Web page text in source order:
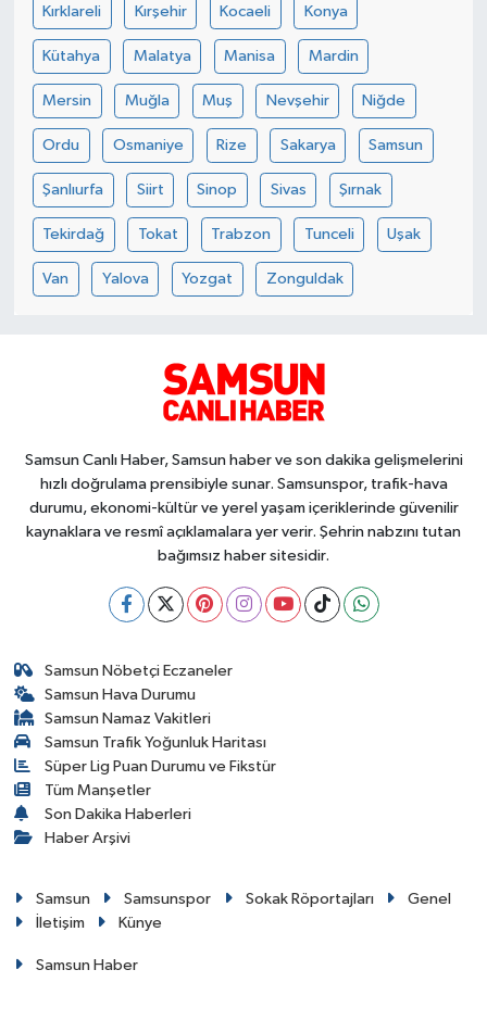
Kırklareli Kırşehir Kocaeli Konya
Kütahya Malatya Manisa Mardin
Mersin Muğla Muş Nevşehir Niğde
Ordu Osmaniye Rize Sakarya Samsun
Şanlıurfa Siirt Sinop Sivas Şırnak
Tekirdağ Tokat Trabzon Tunceli Uşak
Van Yalova Yozgat Zonguldak
Samsun Canlı Haber, Samsun haber ve son dakika gelişmelerini
hızlı doğrulama prensibiyle sunar. Samsunspor, trafik-hava
durumu, ekonomi-kültür ve yerel yaşam içeriklerinde güvenilir
kaynaklara ve resmî açıklamalara yer verir. Şehrin nabzını tutan
bağımsız haber sitesidir.
Samsun Nöbetçi Eczaneler
Samsun Hava Durumu
Samsun Namaz Vakitleri
Samsun Trafik Yoğunluk Haritası
Süper Lig Puan Durumu ve Fikstür
Tüm Manşetler
Son Dakika Haberleri
Haber Arşivi
Samsun Samsunspor Sokak Röportajları
Genel
İletişim
Künye
Samsun Haber